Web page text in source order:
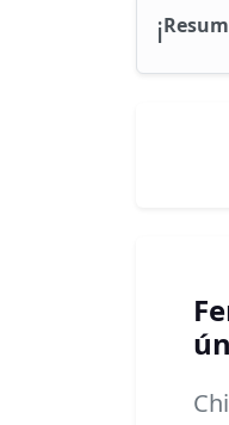
ℹ️